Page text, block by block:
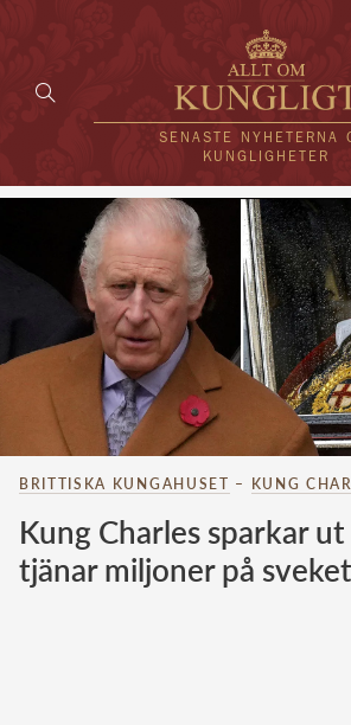
SENASTE NYHETERNA
KUNGLIGHETER
HEM
UTLÄNDSKT
KÄNDISAR
VÄRLDENS
Svenska kungahuset
Brittiska kungahuset
Norska kungahuset
BRITTISKA KUNGAHUSET – KUNG
Kung Charles sparkar
tjänar miljoner på sveket